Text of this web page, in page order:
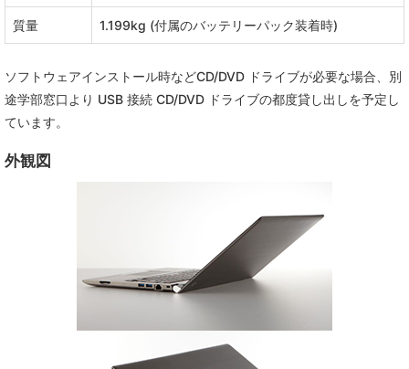
質量 1.199kg (付属のバッテリーパック装着時)
ソフトウェアインストール時などCD/DVD ドライブが必要な場合、別
途学部窓口より USB 接続 CD/DVD ドライブの都度貸し出しを予定し
ています。
外観図